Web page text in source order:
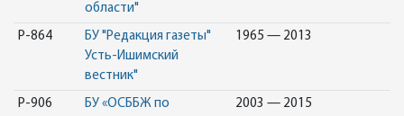
области"
Р-864
БУ "Редакция газеты"
Усть-Ишимский
вестник"
1965 — 2013
Р-906
БУ «ОСББЖ по
2003 — 2015